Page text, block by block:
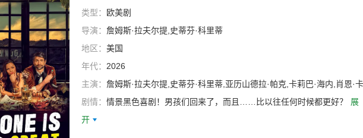
类型：
欧美剧
导演： 詹姆斯·拉夫尔提,史蒂芬·科里蒂
地区： 美国
年代： 2026
主演： 詹姆斯·拉夫尔提,史蒂芬·科里蒂,亚历山德拉·帕克,卡莉巴·海内,肖恩·卡
里甘,卡丽莎·斯特普尔斯,阿帕娜·布雷尔,Tom Fugedi,郑智麟,Phoenix Washin
gton,布莱恩·格林伯格,杰西卡·麦克娜美,瑞斯·维克菲尔德,梅里特·帕特森,亚伦
剧情： 情景黑色喜剧！男孩们回来了，而且……比以往任何时候都更好？
展
开